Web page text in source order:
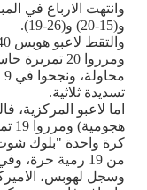
و(15-20) و(26-19).
تسديدة ثلاثية.
من 19 رمية حرة، وفي 6 من 26 تسديدة ثلاثية.